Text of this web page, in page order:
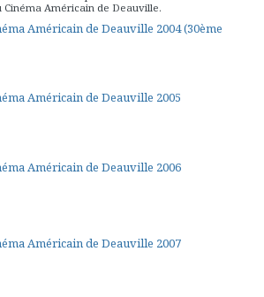
Américain de Deauville.
Américain de Deauville 2004 (30ème
Américain de Deauville 2005
Américain de Deauville 2006
Américain de Deauville 2007